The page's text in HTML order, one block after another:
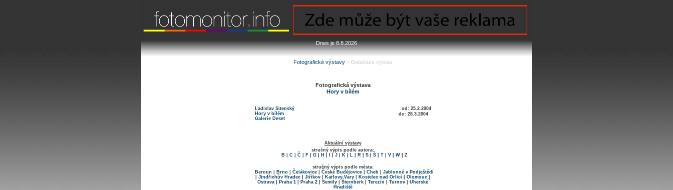
Dnes je 8.8.2026
Fotografické výstavy> Databáze výstav
Fotografická výstava
Hory v bílém
Ladislav Sitenský
Hory v bílém
Galerie Deset
od: 25.2.2004
do: 28.3.2004
Aktuální výstavy
stručný výpis podle autora:
B
C Č F| G| H J| K| L| R| S| Š| T| V| W| Z
stručný výpis podle města:
Beroun
Brno Čelákovice České Budějovice Cheb
Jablonné v Podještědí
Jindřichův Hradec Jiříkov Karlovy Vary Kostelec nad Orlicí Olomouc
Ostrava
Praha 1 Praha 2 Semily Šternberk Terezín Turnov
Uherské
Hradiště